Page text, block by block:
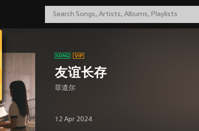
友谊长存
菲道尔
12 Apr 2024